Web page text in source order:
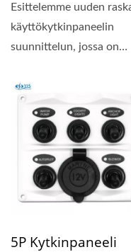
Esittelemme uuden
käyttökytkinpaneelin
suunnittelun, jossa on
5P Kytkinpaneeli